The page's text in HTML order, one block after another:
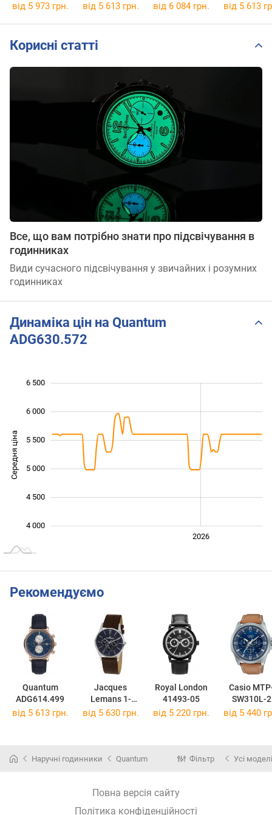
від 5 973 грн. від 5 613 грн. від 6 084 грн. від 5 613
Корисні статті
Все, що вам потрібно знати про підсвічування в
годинниках
Види сучасного підсвічування у звичайних і розумних
годинниках
Динаміка цін на Quantum
ADG630.572
Середня ціна
4 000
4 500
5 000
5 500
6 000
6 500
2026
Рекомендуємо
Quantum
ADG614.499
Jacques
Lemans 1-
1951C
Royal London
41493-05
Casio
SW310L-2
від 5 613 грн. від 5 630 грн. від 5 220 грн. від 5 440
Наручні годинники Quantum Фільтр Усі моделі
Повна версія сайту
Політика конфіденційності